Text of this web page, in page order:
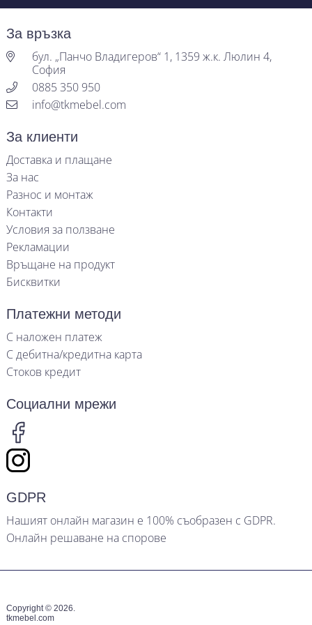
За връзка
бул. „Панчо Владигеров“ 1, 1359 ж.к. Люлин 4,
София
0885 350 950
info@tkmebel.com
За клиенти
Доставка и плащане
За нас
Разнос и монтаж
Контакти
Условия за ползване
Рекламации
Връщане на продукт
Бисквитки
Платежни методи
С наложен платеж
С дебитна/кредитна карта
Стоков кредит
Социални мрежи
GDPR
Нашият онлайн магазин е 100% съобразен с GDPR.
Онлайн решаване на спорове
Copyright © 2026.
tkmebel.com